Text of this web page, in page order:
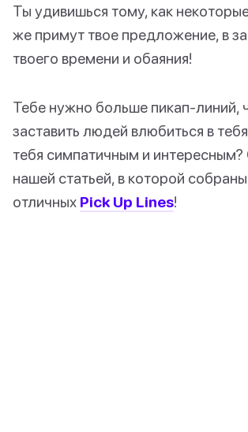
Ты удивишься тому, как
же примут твое предложение, в
твоего времени и обаяния!
Тебе нужно больше пикап-линий,
заставить людей влюбиться в
тебя симпатичным и
нашей статьей, в которой
отличных Pick Up Lines!